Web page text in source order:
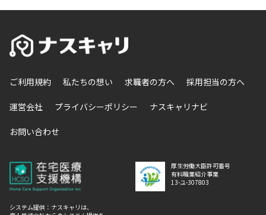
ご利用規約 私たちの想い 求職者の方へ 採用担当の方へ
運営会社 プライバシーポリシー ナスキャリナビ
お問い合わせ
厚生労働大臣許可番号
有料職業紹介事業
13-ユ-307803
システム提供：ナスキャリは、